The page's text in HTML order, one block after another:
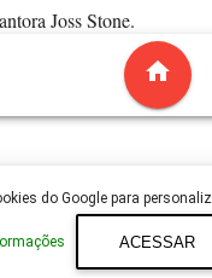
Joss Stone.
do Google para
ACESSAR